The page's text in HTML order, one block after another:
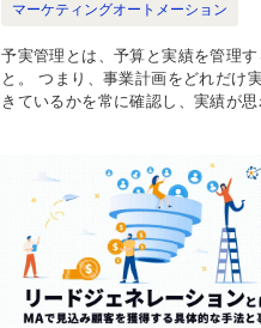
マーケティングオートメーション
予実管理とは、予算と実績を管理す
と。 つまり、事業計画をどれだけ
きているかを常に確認し、実績が思
部門が成長するために不可欠な手